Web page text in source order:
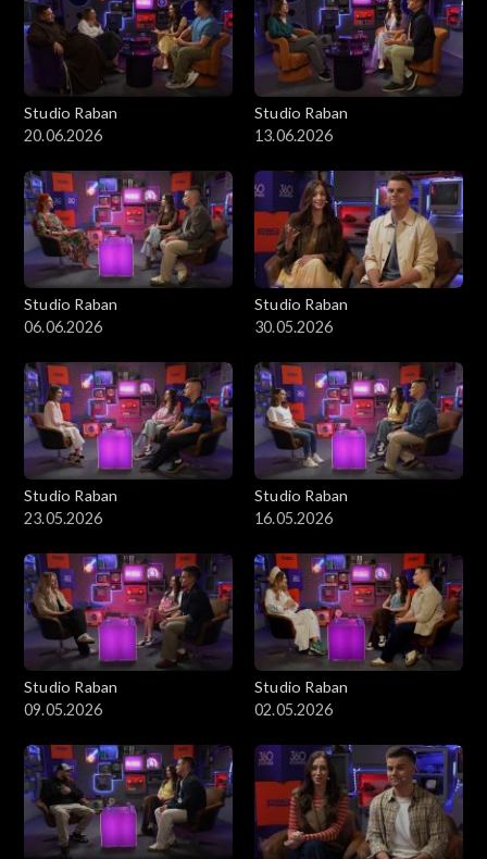
Studio Raban
20.06.2026
Studio Raban
13.06.2026
Studio Raban
06.06.2026
Studio Raban
30.05.2026
Studio Raban
23.05.2026
Studio Raban
16.05.2026
Studio Raban
09.05.2026
Studio Raban
02.05.2026